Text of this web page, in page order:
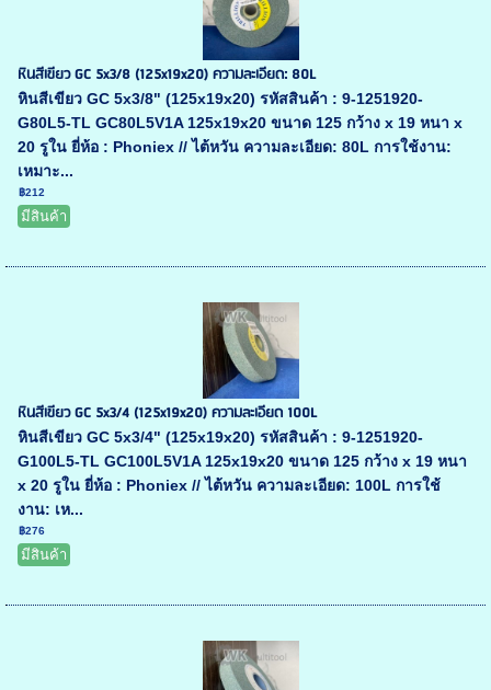
หินสีเขียว GC 5x3/8 (125x19x20) ความละเอียด: 80L
หินสีเขียว GC 5x3/8" (125x19x20) รหัสสินค้า : 9-1251920-
G80L5-TL GC80L5V1A 125x19x20 ขนาด 125 กว้าง x 19 หนา x
20 รูใน ยี่ห้อ : Phoniex // ไต้หวัน ความละเอียด: 80L การใช้งาน:
เหมาะ...
฿212
มีสินค้า
หินสีเขียว GC 5x3/4 (125x19x20) ความละเอียด 100L
หินสีเขียว GC 5x3/4" (125x19x20) รหัสสินค้า : 9-1251920-
G100L5-TL GC100L5V1A 125x19x20 ขนาด 125 กว้าง x 19 หนา
x 20 รูใน ยี่ห้อ : Phoniex // ไต้หวัน ความละเอียด: 100L การใช้
งาน: เห...
฿276
มีสินค้า